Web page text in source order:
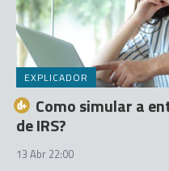
EXPLICADOR
Como simular a
de IRS?
13 Abr 22:00